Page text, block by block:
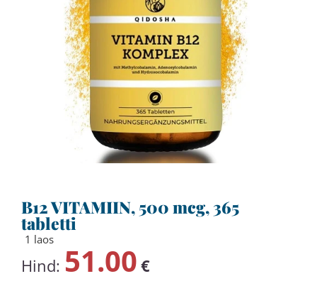
B12 VITAMIIN, 500 mcg, 365
tabletti
1 laos
Hind: 51.00 €